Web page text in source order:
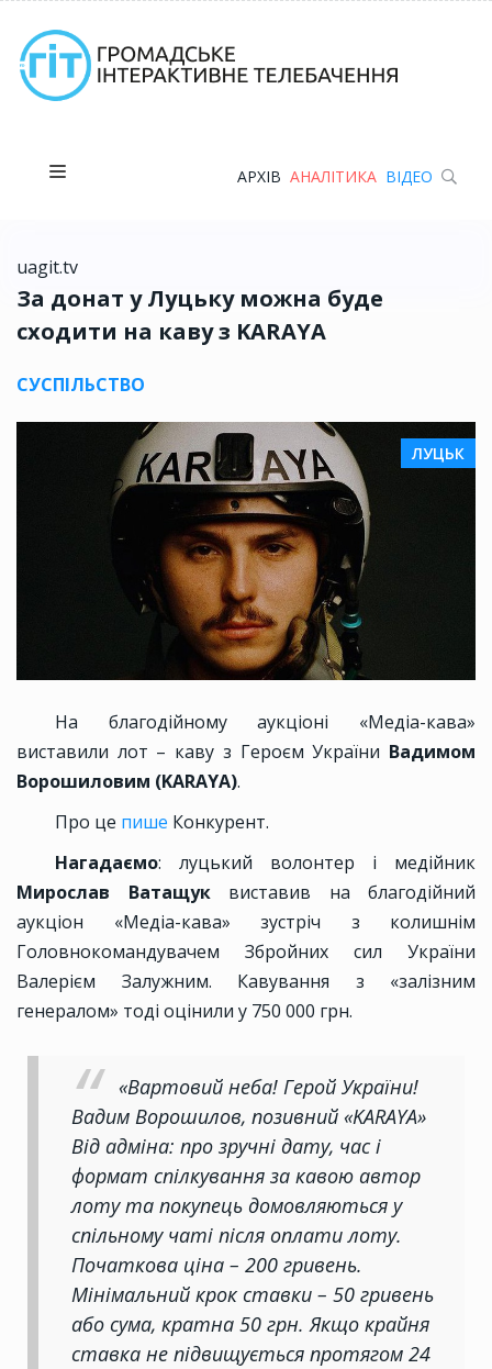
АРХІВ АНАЛІТИКА ВІДЕО
uagit.tv
За донат у Луцьку можна буде
сходити на каву з KARAYA
СУСПІЛЬСТВО
ЛУЦЬК
На благодійному аукціоні «Медіа-кава»
виставили лот – каву з Героєм України Вадимом
Ворошиловим (KARAYA).
Про це пише Конкурент.
Нагадаємо: луцький волонтер і медійник
Мирослав Ватащуквиставив на благодійний
аукціон «Медіа-кава» зустріч з колишнім
Головнокомандувачем Збройних сил України
Валерієм Залужним. Кавування з «залізним
генералом» тоді оцінили у 750 000 грн.
«Вартовий неба! Герой України!
Вадим Ворошилов, позивний «KARAYA»
Від адміна: про зручні дату, час і
формат спілкування за кавою автор
лоту та покупець домовляються у
спільному чаті після оплати лоту.
Початкова ціна – 200 гривень.
Мінімальний крок ставки – 50 гривень
або сума, кратна 50 грн. Якщо крайня
ставка не підвищується протягом 24